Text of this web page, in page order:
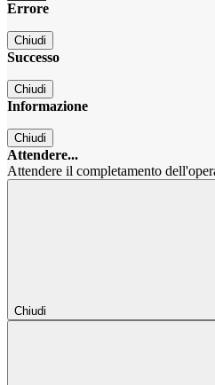
Errore
Chiudi
Successo
Chiudi
Informazione
Chiudi
Attendere...
Attendere il completamento
Chiudi